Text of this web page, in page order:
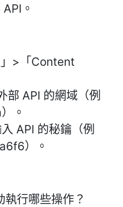
。
>「Content
部 API 的網域（例
。
API 的秘鑰（例
）。
行哪些操作？